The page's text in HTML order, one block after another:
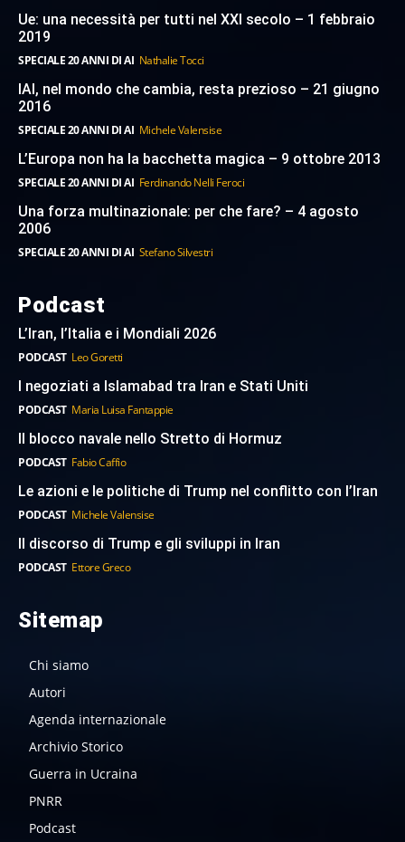
Ue: una necessità per tutti nel XXI secolo – 1 febbraio
2019
SPECIALE 20 ANNI DI AI Nathalie Tocci
IAI, nel mondo che cambia, resta prezioso – 21 giugno
2016
SPECIALE 20 ANNI DI AI Michele Valensise
L’Europa non ha la bacchetta magica – 9 ottobre 2013
SPECIALE 20 ANNI DI AI Ferdinando Nelli Feroci
Una forza multinazionale: per che fare? – 4 agosto
2006
SPECIALE 20 ANNI DI AI Stefano Silvestri
Podcast
L’Iran, l’Italia e i Mondiali 2026
PODCAST Leo Goretti
I negoziati a Islamabad tra Iran e Stati Uniti
PODCAST Maria Luisa Fantappie
Il blocco navale nello Stretto di Hormuz
PODCAST Fabio Caffio
Le azioni e le politiche di Trump nel conflitto con l’Iran
PODCAST Michele Valensise
Il discorso di Trump e gli sviluppi in Iran
PODCAST Ettore Greco
Sitemap
Chi siamo
Autori
Agenda internazionale
Archivio Storico
Guerra in Ucraina
PNRR
Podcast